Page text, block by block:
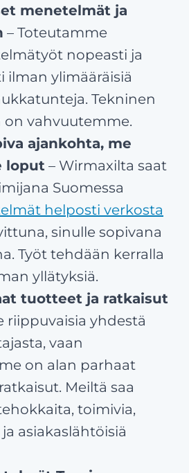
menetelmät ja
– Toteutamme
nopeasti ja
ilman ylimääräisiä
Tekninen
on vahvuutemme.
ajankohta, me
loput – Wirmaxilta saat
Suomessa
helposti verkosta
sinulle sopivana
Työt tehdään kerralla
yllätyksiä.
tuotteet ja ratkaisut
riippuvaisia yhdestä
vaan
on alan parhaat
Meiltä saa
toimivia,
asiakaslähtöisiä